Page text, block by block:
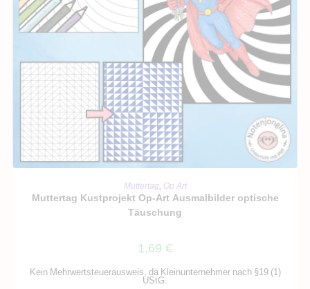
IN DEN WARENKORB
Muttertag, Op Art
Muttertag Kustprojekt Op-Art Ausmalbilder optische
Täuschung
1,69 €
Kein Mehrwertsteuerausweis, da Kleinunternehmer nach §19 (1)
UStG.